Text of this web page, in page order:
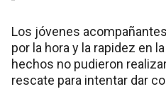
Los jóvenes
por la hora y la rapidez en
hechos no pudieron
rescate para intentar dar